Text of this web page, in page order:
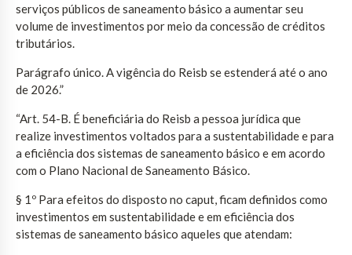
serviços públicos de saneamento básico a aumentar seu
volume de investimentos por meio da concessão de créditos
tributários.
Parágrafo único. A vigência do Reisb se estenderá até o ano
de 2026.”
“Art. 54-B. É beneficiária do Reisb a pessoa jurídica que
realize investimentos voltados para a sustentabilidade e para
a eficiência dos sistemas de saneamento básico e em acordo
com o Plano Nacional de Saneamento Básico.
§ 1º Para efeitos do disposto no caput, ficam definidos como
investimentos em sustentabilidade e em eficiência dos
sistemas de saneamento básico aqueles que atendam: